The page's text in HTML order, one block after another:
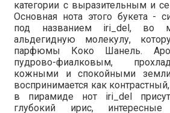
категории с выразительным и
Основная нота этого букета -
под названием iri_del, во
альдегидную молекулу,
парфюмы Коко Шанель.
пудрово-фиалковым,
кожными и спокойными
воспринимается как
в пирамиде нот iri_del
глубокий ирис, интересные